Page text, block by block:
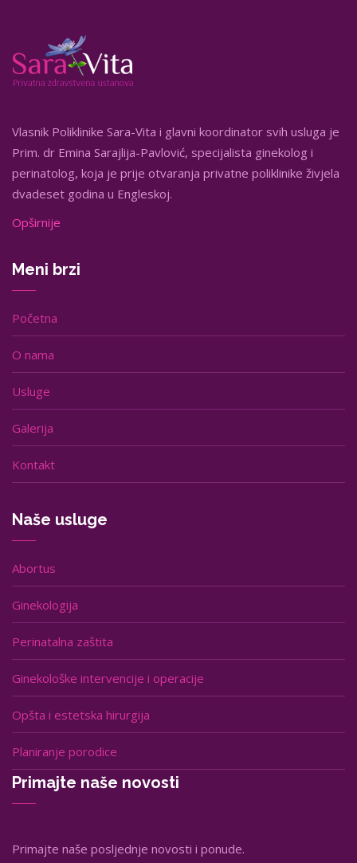
Vlasnik Poliklinike Sara-Vita i glavni koordinator svih usluga je
Prim. dr Emina Sarajlija-Pavlović, specijalista ginekolog i
perinatolog, koja je prije otvaranja privatne poliklinike živjela
dvadeset godina u Engleskoj.
Opširnije
Meni brzi
Početna
O nama
Usluge
Galerija
Kontakt
Naše usluge
Abortus
Ginekologija
Perinatalna zaštita
Ginekološke intervencije i operacije
Opšta i estetska hirurgija
Planiranje porodice
Primajte naše novosti
Primajte naše posljednje novosti i ponude.